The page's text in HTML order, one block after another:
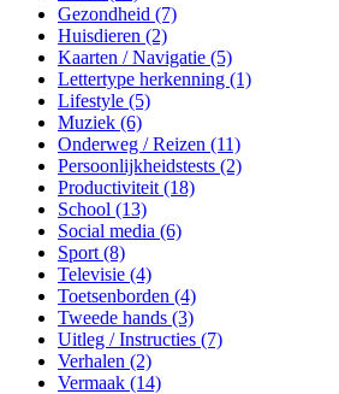
Gezondheid (7)
Huisdieren (2)
Kaarten / Navigatie (5)
Lettertype herkenning (1)
Lifestyle (5)
Muziek (6)
Onderweg / Reizen (11)
Persoonlijkheidstests (2)
Productiviteit (18)
School (13)
Social media (6)
Sport (8)
Televisie (4)
Toetsenborden (4)
Tweede hands (3)
Uitleg / Instructies (7)
Verhalen (2)
Vermaak (14)